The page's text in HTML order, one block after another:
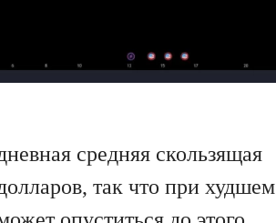
средняя скользящая
так что при худшем